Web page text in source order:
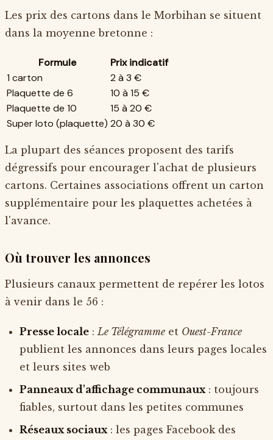
Les prix des cartons dans le Morbihan se situent
dans la moyenne bretonne :
Formule
Prix indicatif
1 carton
2 à 3 €
Plaquette de 6
10 à 15 €
Plaquette de 10
15 à 20 €
Super loto (plaquette) 20 à 30 €
La plupart des séances proposent des tarifs
dégressifs pour encourager l'achat de plusieurs
cartons. Certaines associations offrent un carton
supplémentaire pour les plaquettes achetées à
l'avance.
Où trouver les annonces
Plusieurs canaux permettent de repérer les lotos
à venir dans le 56 :
Presse locale : Le Télégramme et Ouest-France
publient les annonces dans leurs pages locales
et leurs sites web
Panneaux d'affichage communaux : toujours
fiables, surtout dans les petites communes
Réseaux sociaux : les pages Facebook des